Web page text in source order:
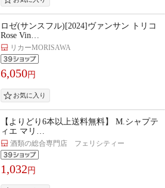
ロゼ(サンスフル)[2024]ヴァンサン トリコ
Rose Vin…
リカーMORISAWA
6,050円
【よりどり6本以上送料無料】 M.シャプテ
ィエ マリ…
酒類の総合専門店 フェリシティー
1,032 円